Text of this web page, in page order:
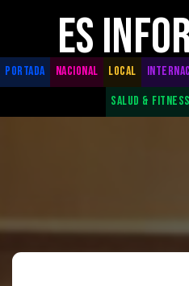
ES
PORTADA NACIONAL LOCAL
SALUD & FITNESS